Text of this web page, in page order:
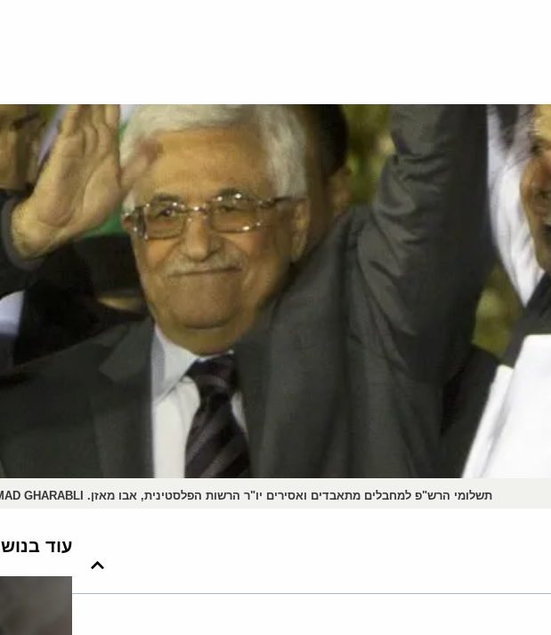
תשלומי הרש"פ למחבלים מתאבדים ואסירים יו"ר הרשות הפלסטינית, אבו מאזן. AFP PHOTO/AHMAD GHARABLI
עוד